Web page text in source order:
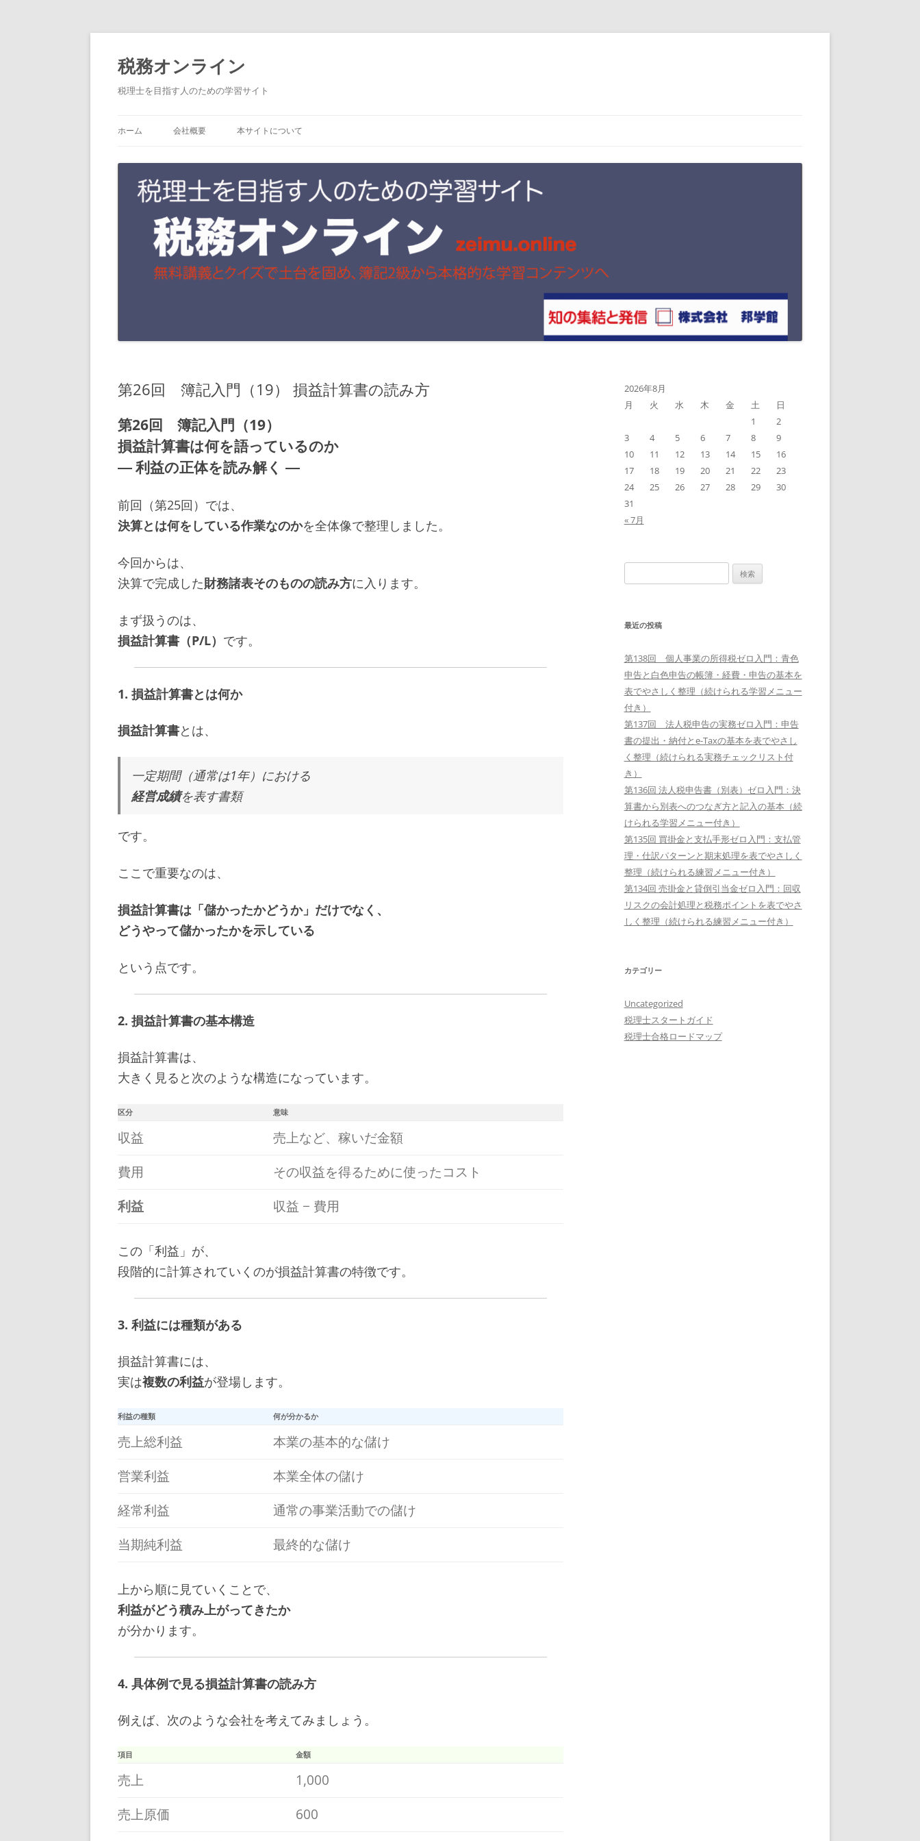
ン
テ
ツ
税務オンライン
税理士を目指す人のための学習サイト
ホーム 会社概要 本サイトについて
第26回 簿記入門（19） 損益計算書の読み方
第26回 簿記入門（19）
損益計算書は何を語っているのか
― 利益の正体を読み解く ―
前回（第25回）では、
決算とは何をしている作業なのかを全体像で整理しました。
今回からは、
決算で完成した財務諸表そのものの読み方に入ります。
まず扱うのは、
損益計算書（P/L） です。
1. 損益計算書とは何か
損益計算書とは、
一定期間（通常は1年）における
経営成績を表す書類
です。
ここで重要なのは、
損益計算書は「儲かったかどうか」だけでなく、
どうやって儲かったかを示している
という点です。
2. 損益計算書の基本構造
損益計算書は、
大きく見ると次のような構造になっています。
区分 意味
収益
売上など、稼いだ金額
費用
その収益を得るために使ったコスト
利益
収益 − 費用
この「利益」が、
段階的に計算されていくのが損益計算書の特徴です。
3. 利益には種類がある
損益計算書には、
実は複数の利益が登場します。
利益の種類 何が分かるか
売上総利益
本業の基本的な儲け
営業利益
本業全体の儲け
経常利益
通常の事業活動での儲け
当期純利益
最終的な儲け
上から順に見ていくことで、
利益がどう積み上がってきたか
が分かります。
4. 具体例で見る損益計算書の読み方
例えば、次のような会社を考えてみましょう。
項目 金額
売上
1,000
売上原価
600
2026年8月
月
火 水 木 金 土
日
1
2
3
4 5 6 7 8
9
10
11 12 13 14 15
16
17
18 19 20 21 22
23
24
25 26 27 28 29
30
31
« 7月
索:
最近の投稿
第138回 個人事業の所得税ゼロ入門：青色
申告と白色申告の帳簿・経費・申告の基本を
表でやさしく整理（続けられる学習メニュー
付き）
第137回 法人税申告の実務ゼロ入門：申告
書の提出・納付とe-Taxの基本を表でやさし
く整理（続けられる実務チェックリスト付
き）
第136回 法人税申告書（別表）ゼロ入門：決
算書から別表へのつなぎ方と記入の基本（続
けられる学習メニュー付き）
第135回 買掛金と支払手形ゼロ入門：支払管
理・仕訳パターンと期末処理を表でやさしく
整理（続けられる練習メニュー付き）
第134回 売掛金と貸倒引当金ゼロ入門：回収
リスクの会計処理と税務ポイントを表でやさ
しく整理（続けられる練習メニュー付き）
カテゴリー
Uncategorized
税理士スタートガイド
税理士合格ロードマップ